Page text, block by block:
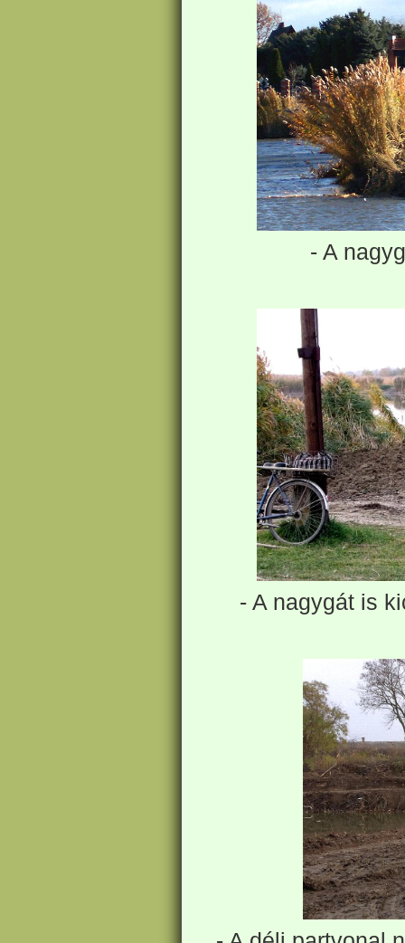
- A
- A nagygát is